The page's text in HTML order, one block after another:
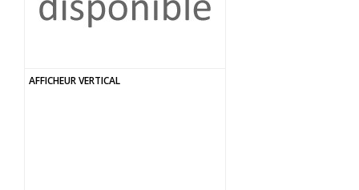
AFFICHEUR VERTICAL